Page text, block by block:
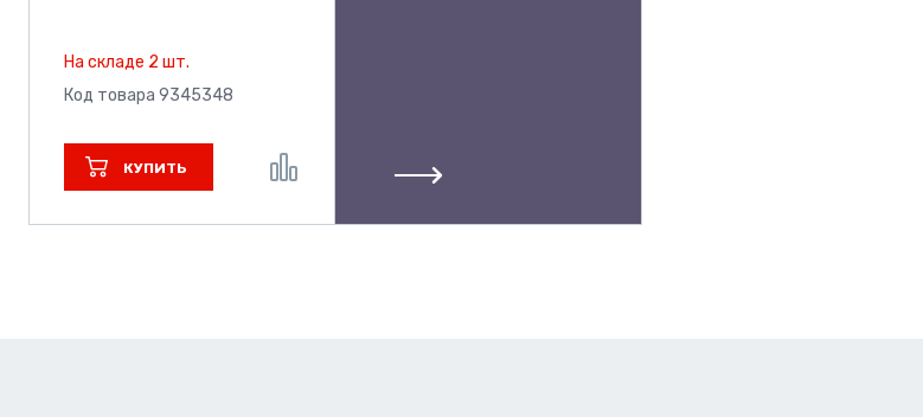
На складе 2 шт.
Код товара 9345348
КУПИТЬ